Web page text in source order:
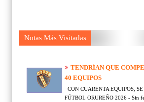
Notas Más Visitadas
TENDRÍAN QUE
40 EQUIPOS
CON CUARENTA EQUIPOS,
FÚTBOL ORUREÑO 2026 - Sin